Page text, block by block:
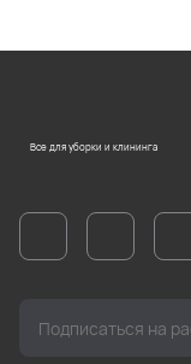
Все для уборки и клининга